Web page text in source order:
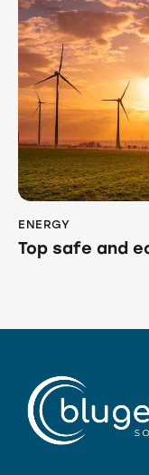
ENERGY
Top safe and